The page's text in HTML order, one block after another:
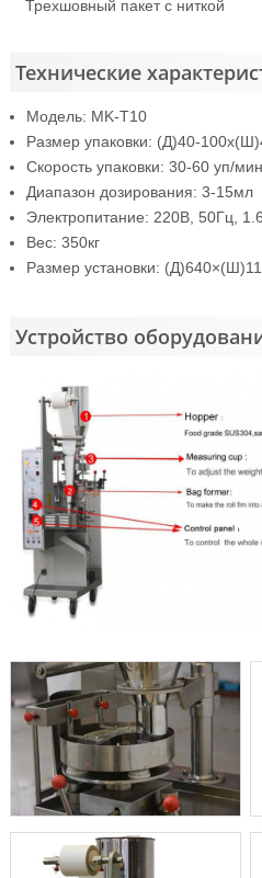
Трехшовный пакет с ниткой
Технические
Модель: MK-T10
Размер упаковки: (Д)40-
Скорость упаковки: 30-60 уп/мин
Диапазон дозирования: 3-15мл
Электропитание: 220В, 50Гц,
Вес: 350кг
Размер установки:
Устройство